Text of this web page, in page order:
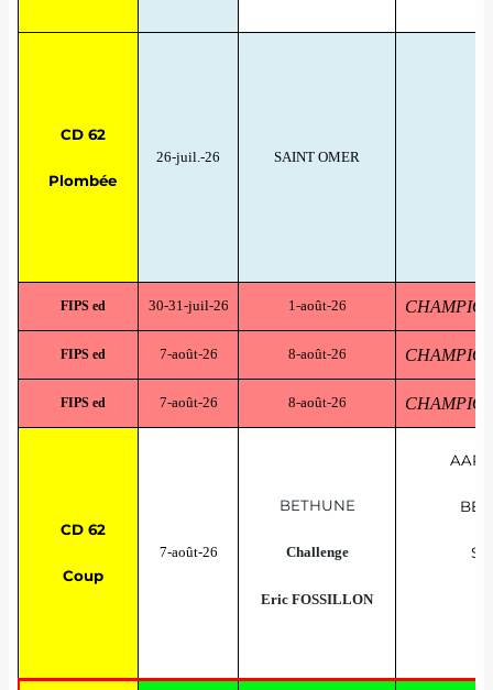
CD 62
Plombée
26-juil.-26 SAINT OMER
FIPS ed 30-31-juil-26 1-août-26
FIPS ed 7-août-26 8-août-26
FIPS ed 7-août-26 8-août-26
CD 62
Coup
7-août-26
BETHUNE
Challenge
Eric FOSSILLON